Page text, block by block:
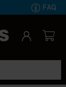
FAQ